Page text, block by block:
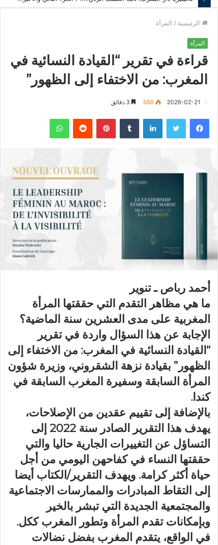
الرئيسية / المرأة
المرأة
قراءة في تقرير “القيادة النسائية في
المغرب: من الاختفاء إلى الظهور”
2026-02-21
560
فيسبوك لينكدإن بينتيريست
أحمد رباص ـ تنوير
ما هي مظاهر التقدم التي حققتها المرأة
المغربية على مدى العشرين سنة الماضية؟
الإجابة عن هذا السؤال واردة في تقرير
“القيادة النسائية في المغرب: من الاختفاء إلى
الظهور” بقيادة نزهة الشقروني، وزيرة شؤون
المرأة السابقة وسفيرة المغرب السابقة في
كندا.
بالإضافة إلى تقييم عقدين من الإصلاحات،
يهدف هذا التقرير الصادر سنة 2022 إلى
التساؤل عن التغييرات الجارية حاليا والتي
حققتها النساء في كفاحهن اليومي من أجل
حياة أكثر كرامة. ويهدف التقرير/الكتاب أيضا
إلى التقاط المبادرات والممارسات الاجتماعية
والمجتمعية الجديدة التي تبشر بالخير
وبإمكانات تقدم المرأة وتطور المغرب ككل.
في الواقع، يتقدم المغرب بفضل نضالات